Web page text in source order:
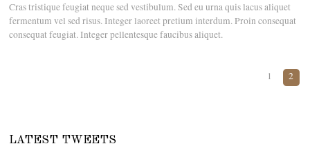
Cras tristique feugiat neque sed vestibulum. Sed eu urna quis lacus aliquet
fermentum vel sed risus. Integer laoreet pretium interdum. Proin consequat
consequat feugiat. Integer pellentesque faucibus aliquet.
1 2
LATEST TWEETS